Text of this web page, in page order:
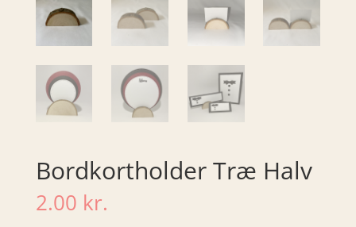
Bordkortholder Træ Halv
2.00 kr.